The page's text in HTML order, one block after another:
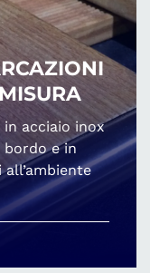
acciaio inox
bordo e in